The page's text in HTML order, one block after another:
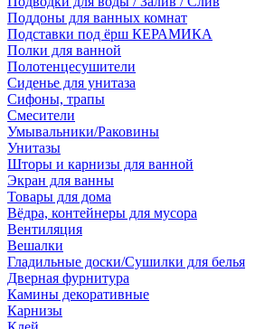
Поддоны для ванных комнат
Подставки под ёрш КЕРАМИКА
Полки для ванной
Полотенцесушители
Сиденье для унитаза
Сифоны, трапы
Смесители
Умывальники/Раковины
Унитазы
Шторы и карнизы для ванной
Экран для ванны
Товары для дома
Вёдра, контейнеры для мусора
Вентиляция
Вешалки
Гладильные доски/Сушилки для белья
Дверная фурнитура
Камины декоративные
Карнизы